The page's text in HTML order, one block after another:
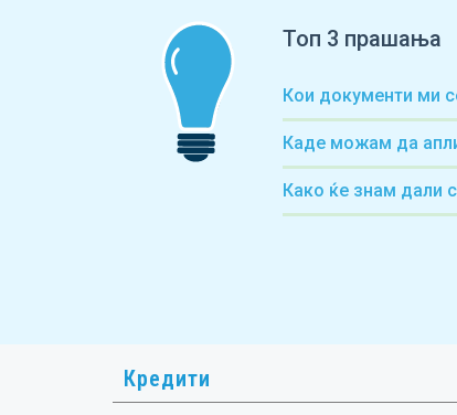
Топ 3 прашања
Кои документи ми
Каде можам да
Како ќе знам дали
Кредити